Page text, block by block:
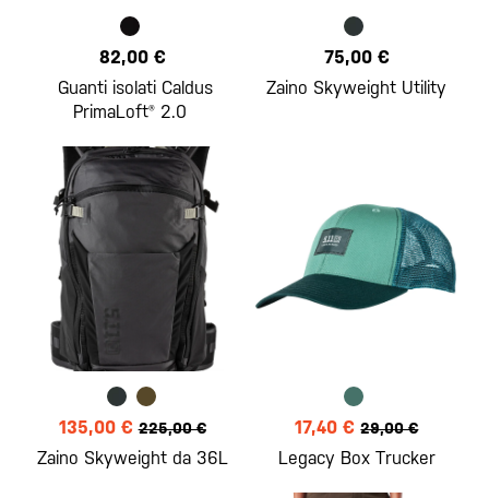
82,00 €
Guanti isolati Caldus
PrimaLoft® 2.0
75,00 €
Zaino Skyweight Utility
135,00 € 225,00 €
Zaino Skyweight da 36L
17,40 € 29,00 €
Legacy Box Trucker